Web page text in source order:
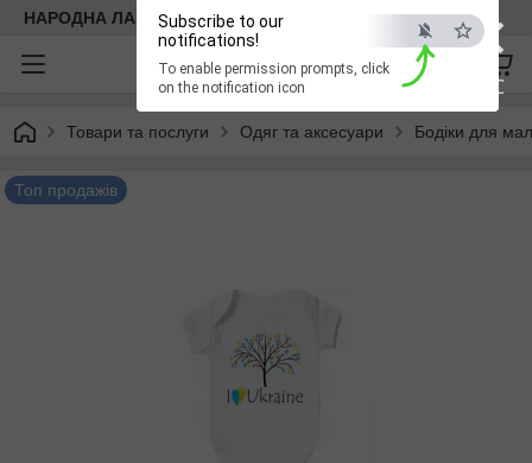
×
ESC
Subscribe to our
notifications!
To enable permission prompts, click
on the notification icon
НАРОДНА ЛАВКА
Товари та послуги Одяг та аксесуари Бодіки для
Топ продажів